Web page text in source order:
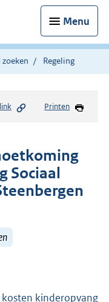
Menu
Regeling
Printen
Sociaal
kinderopvang